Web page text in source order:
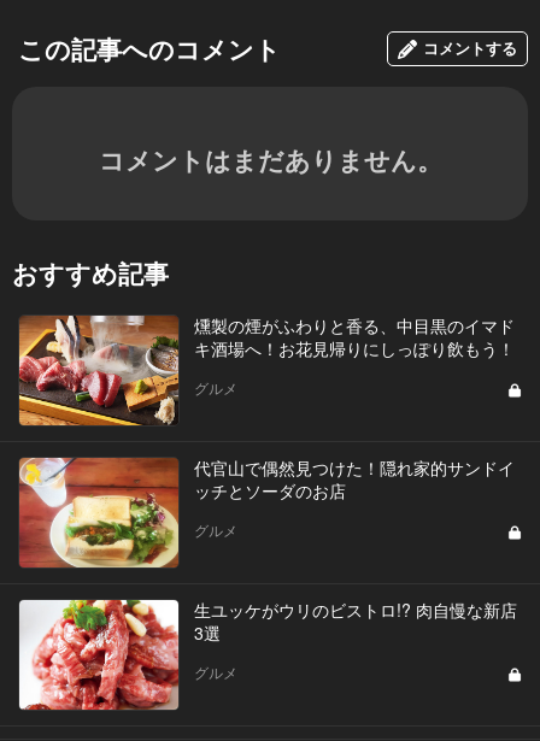
この記事へのコメント コメントする
コメントはまだありません。
おすすめ記事
燻製の煙がふわりと香る、中目黒のイマド
キ酒場へ！お花見帰りにしっぽり飲もう！
グルメ
代官山で偶然見つけた！隠れ家的サンドイ
ッチとソーダのお店
グルメ
生ユッケがウリのビストロ!? 肉自慢な新店
3選
グルメ